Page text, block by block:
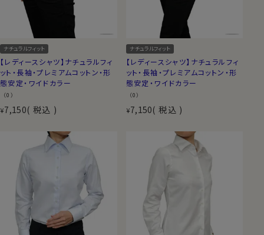
ナチュラルフィット
【レディースシャツ】ナチュラルフィ
ット・長袖・プレミアムコットン・形
態安定・ワイドカラー
（0）
¥7,150 税込
ナチュラルフィット
【レディースシャツ】ナチュラルフィ
ット・長袖・プレミアムコットン・形
態安定・ワイドカラー
（0）
¥7,150 税込